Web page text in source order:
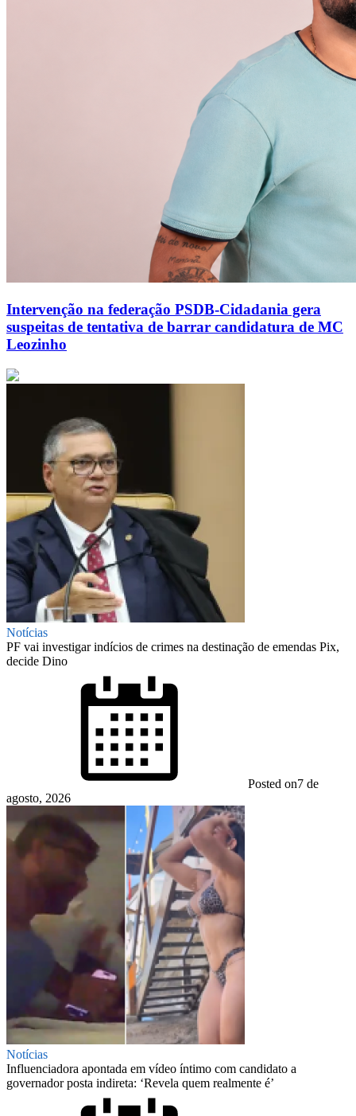
Intervenção na federação PSDB-Cidadania gera
suspeitas de tentativa de barrar candidatura de MC
Leozinho
Notícias
PF vai investigar indícios de crimes na destinação de emendas Pix,
decide Dino
Posted on7 de
agosto, 2026
Notícias
Influenciadora apontada em vídeo íntimo com candidato a
governador posta indireta: ‘Revela quem realmente é’